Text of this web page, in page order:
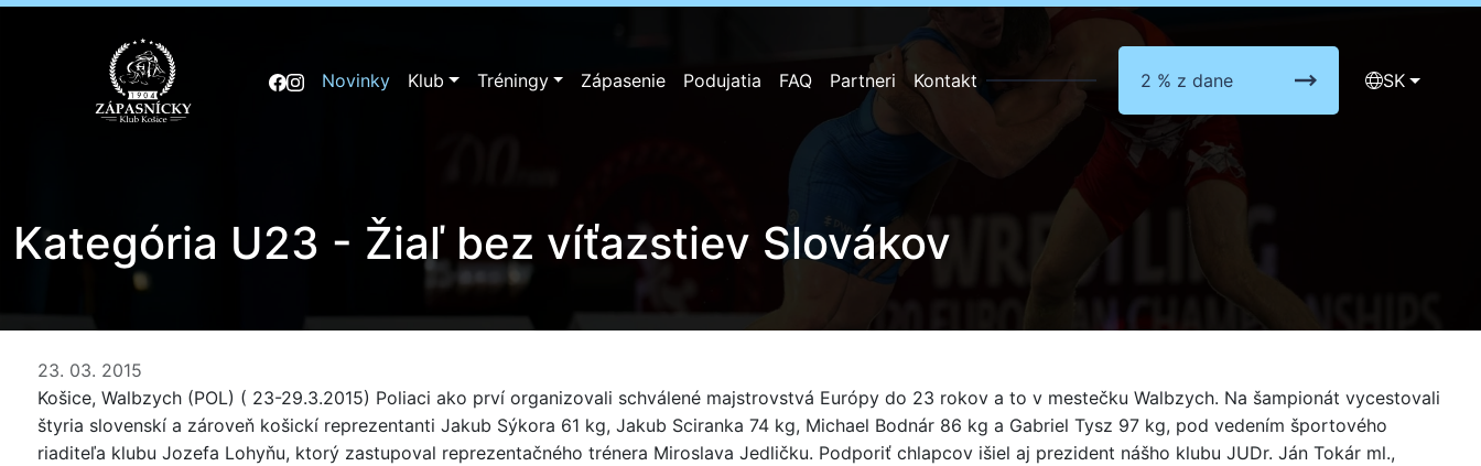
SK
Novinky Klub Tréningy Zápasenie Podujatia FAQ Partneri Kontakt 2 % z dane
Kategória U23 - Žiaľ bez víťazstiev Slovákov
23. 03. 2015
Košice, Walbzych (POL) ( 23-29.3.2015) Poliaci ako prví organizovali schválené majstrovstvá Európy do 23 rokov a to v mestečku Walbzych. Na šampionát vycestovali
štyria slovenskí a zároveň košickí reprezentanti Jakub Sýkora 61 kg, Jakub Sciranka 74 kg, Michael Bodnár 86 kg a Gabriel Tysz 97 kg, pod vedením športového
riaditeľa klubu Jozefa Lohyňu, ktorý zastupoval reprezentačného trénera Miroslava Jedličku. Podporiť chlapcov išiel aj prezident nášho klubu JUDr. Ján Tokár ml.,